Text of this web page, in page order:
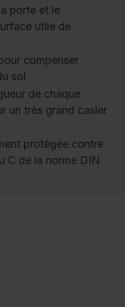
porte et le
utile de
compenser
sol
de chaque
un très grand casier
protégée contre
C de la norme DIN